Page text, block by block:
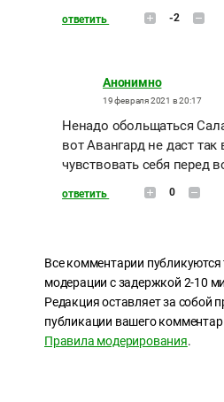
ответить -2
Анонимно
19 февраля 2021 в 20:17
Ненадо обольщаться
вот Авангард не даст так
чувствовать себя перед
ответить 0
Все комментарии публикуются
модерации с задержкой 2-10
Редакция оставляет за собой
публикации вашего
Правила модерирования.